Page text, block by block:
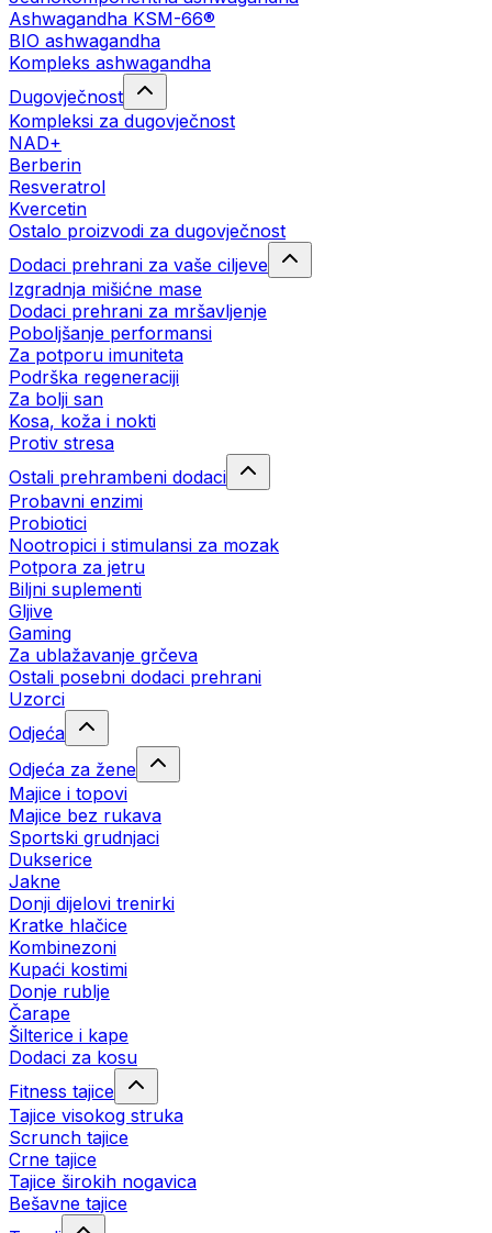
Ashwagandha KSM-66®
BIO ashwagandha
Kompleks ashwagandha
Dugovječnost
Kompleksi za dugovječnost
NAD+
Berberin
Resveratrol
Kvercetin
Ostalo proizvodi za dugovječnost
Dodaci prehrani za vaše ciljeve
Izgradnja mišićne mase
Dodaci prehrani za mršavljenje
Poboljšanje performansi
Za potporu imuniteta
Podrška regeneraciji
Za bolji san
Kosa, koža i nokti
Protiv stresa
Ostali prehrambeni dodaci
Probavni enzimi
Probiotici
Nootropici i stimulansi za mozak
Potpora za jetru
Biljni suplementi
Gljive
Gaming
Za ublažavanje grčeva
Ostali posebni dodaci prehrani
Uzorci
Odjeća
Odjeća za žene
Majice i topovi
Majice bez rukava
Sportski grudnjaci
Dukserice
Jakne
Donji dijelovi trenirki
Kratke hlačice
Kombinezoni
Kupaći kostimi
Donje rublje
Čarape
Šilterice i kape
Dodaci za kosu
Fitness tajice
Tajice visokog struka
Scrunch tajice
Crne tajice
Tajice širokih nogavica
Bešavne tajice